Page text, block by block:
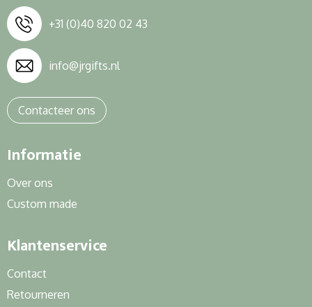
+31 (0)40 820 02 43
info@jrgifts.nl
Contacteer ons
Informatie
Over ons
Custom made
Klantenservice
Contact
Retourneren